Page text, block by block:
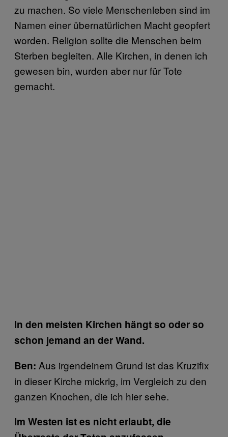
zu machen. So viele Menschenleben sind im
Namen einer übernatürlichen Macht geopfert
worden. Religion sollte die Menschen beim
Sterben begleiten. Alle Kirchen, in denen ich
gewesen bin, wurden aber nur für Tote
gemacht.
In den meisten Kirchen hängt so oder so
schon jemand an der Wand.
Ben: Aus irgendeinem Grund ist das Kruzifix
in dieser Kirche mickrig, im Vergleich zu den
ganzen Knochen, die ich hier sehe.
Im Westen ist es nicht erlaubt, die